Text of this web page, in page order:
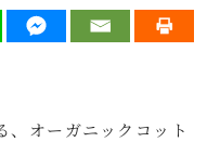
、オーガニックコット